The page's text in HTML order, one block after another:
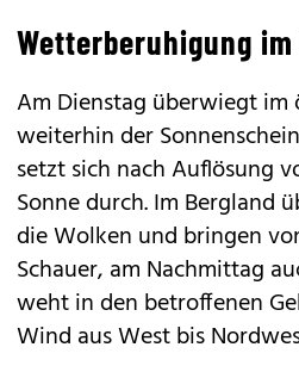
Wetterberuhigung
Am Dienstag überwiegt im
weiterhin der
setzt sich nach Auflösung
Sonne durch. Im Bergland
die Wolken und bringen
Schauer, am Nachmittag
weht in den betroffenen
Wind aus West bis